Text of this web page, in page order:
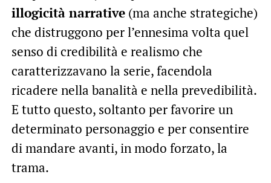
illogicità narrative(ma anche strategiche)
che distruggono per l’ennesima volta quel
senso di credibilità e realismo che
caratterizzavano la serie, facendola
ricadere nella banalità e nella prevedibilità.
E tutto questo, soltanto per favorire un
determinato personaggio e per consentire
di mandare avanti, in modo forzato, la
trama.